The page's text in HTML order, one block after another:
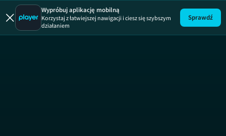
Wypróbuj aplikację mobilną
Korzystaj z łatwiejszej nawigacji i ciesz się szybszym
działaniem
Sprawdź